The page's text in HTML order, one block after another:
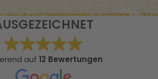
auf 12 Bewertungen